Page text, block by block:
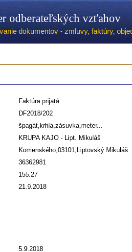
odberateľských vzťahov
dokumentov - zmluvy, faktúry,
Faktúra prijatá
DF2018/202
špagát,krhla,zásuvka,meter...
KRUPA KAJO - Lipt. Mikuláš
Komenského,03101,Liptovský Mikuláš
36362981
155.27
21.9.2018
5.9.2018